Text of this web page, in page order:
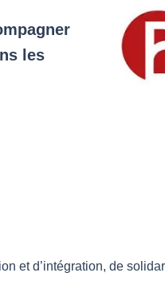
les
et d’intégration, de